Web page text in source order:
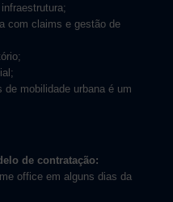
com claims e gestão de
de mobilidade urbana é um
de contratação:
office em alguns dias da